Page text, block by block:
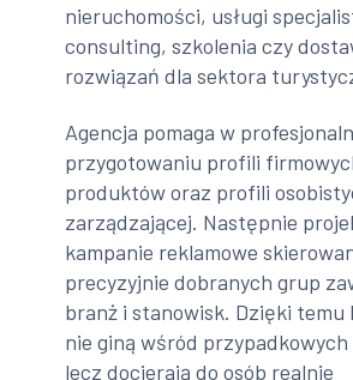
nieruchomości, usługi
consulting, szkolenia czy
rozwiązań dla sektora
Agencja pomaga w
przygotowaniu profili
produktów oraz profili
zarządzającej. Następnie
kampanie reklamowe
precyzyjnie dobranych grup
branż i stanowisk. Dzięki temu
nie giną wśród przypadkowych
lecz docierają do osób realnie